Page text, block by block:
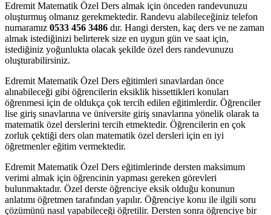
Edremit Matematik Özel Ders almak için önceden randevunuzu
oluşturmuş olmanız gerekmektedir. Randevu alabileceğiniz telefon
numaramız 0533 456 3486 dır. Hangi dersten, kaç ders ve ne zaman
almak istediğinizi belirterek size en uygun gün ve saat için,
istediğiniz yoğunlukta olacak şekilde özel ders randevunuzu
oluşturabilirsiniz.
Edremit Matematik Özel Ders eğitimleri sınavlardan önce
alınabileceği gibi öğrencilerin eksiklik hissettikleri konuları
öğrenmesi için de oldukça çok tercih edilen eğitimlerdir. Öğrenciler
lise giriş sınavlarına ve üniversite giriş sınavlarına yönelik olarak ta
matematik özel derslerini tercih etmektedir. Öğrencilerin en çok
zorluk çektiği ders olan matematik özel dersleri için en iyi
öğretmenler eğitim vermektedir.
Edremit Matematik Özel Ders eğitimlerinde dersten maksimum
verimi almak için öğrencinin yapması gereken görevleri
bulunmaktadır. Özel derste öğrenciye eksik olduğu konunun
anlatımı öğretmen tarafından yapılır. Öğrenciye konu ile ilgili soru
çözümünü nasıl yapabileceği öğretilir. Dersten sonra öğrenciye bir